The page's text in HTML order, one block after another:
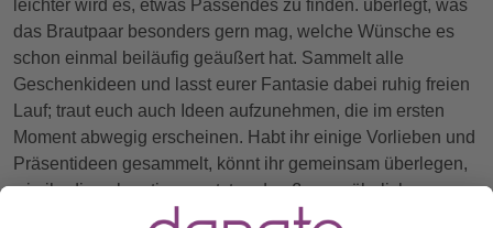
leichter wird es, etwas Passendes zu finden. überlegt, was
das Brautpaar besonders gern mag, welche Wünsche es
schon einmal beiläufig geäußert hat. Sammelt alle
Geschenkideen und lasst eurer Fantasie dabei ruhig freien
Lauf; traut euch auch Ideen aufzunehmen, die im ersten
Moment abwegig erscheinen. Habt ihr einige Vorlieben und
Präsentideen gesammelt, könnt ihr gemeinsam überlegen,
wie ihr diese kreativ umsetzt und außergewöhnlich
präsentieren. Ob ihr dann ein gemeinsames Geschenk